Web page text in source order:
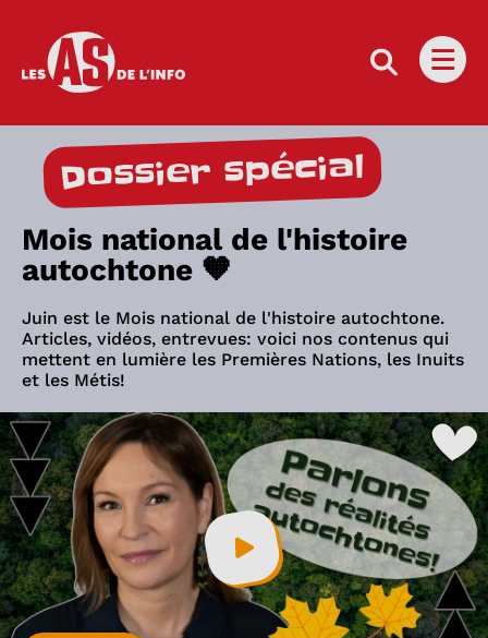
Les as de l'info
Dossier spécial
Mois national de l'histoire
autochtone 🧡
Juin est le Mois national de l'histoire autochtone.
Articles, vidéos, entrevues: voici nos contenus qui
mettent en lumière les Premières Nations, les Inuits
et les Métis!
Visionner cette vidéo